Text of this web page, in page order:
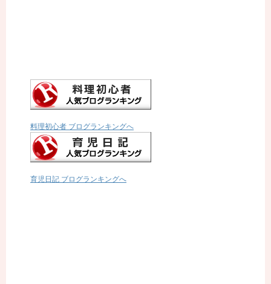
料理初心者 ブログランキングへ
育児日記 ブログランキングへ